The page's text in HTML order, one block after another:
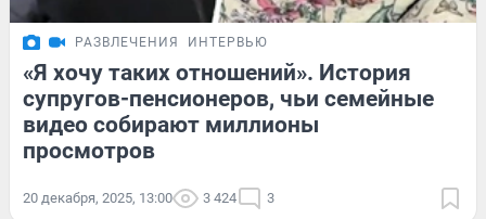
РАЗВЛЕЧЕНИЯ ИНТЕРВЬЮ
«Я хочу таких отношений». История
супругов-пенсионеров, чьи семейные
видео собирают миллионы
просмотров
20 декабря, 2025, 13:00 3 424 3